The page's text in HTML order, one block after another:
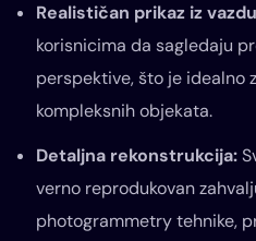
Realističan prikaz iz
korisnicima da sagledaju
perspektive, što je idealno
kompleksnih objekata.
Detaljna rekonstrukcija:
verno reprodukovan
photogrammetry tehnike,